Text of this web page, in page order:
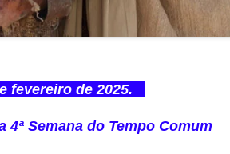
fevereiro de 2025.
4ª Semana do Tempo Comum